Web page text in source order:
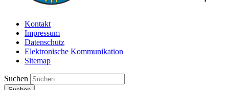
Kontakt
Impressum
Datenschutz
Elektronische Kommunikation
Sitemap
Suchen